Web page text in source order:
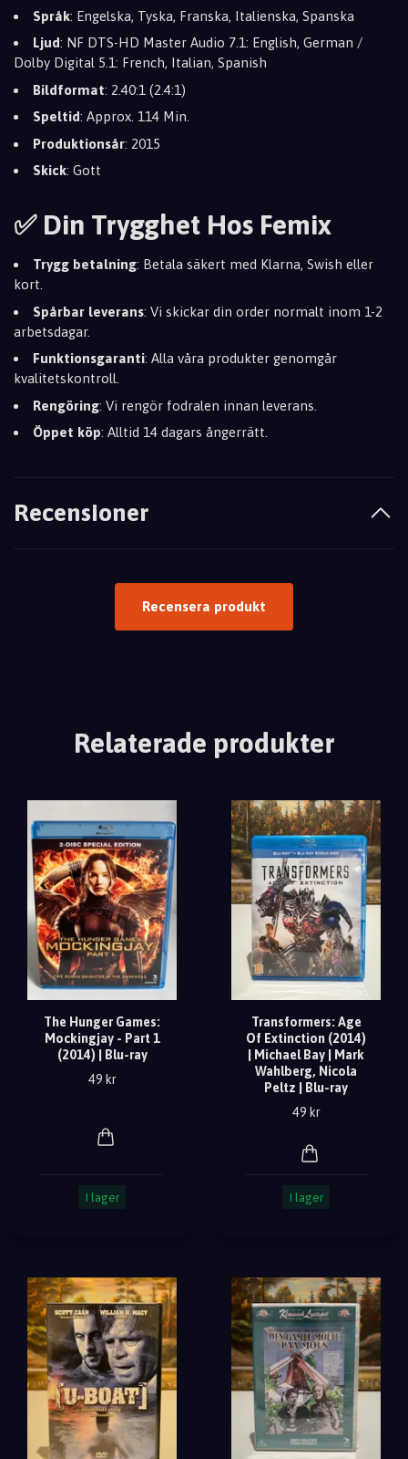
Språk: Engelska, Tyska, Franska, Italienska, Spanska
Ljud: NF DTS-HD Master Audio 7.1: English, German /
Dolby Digital 5.1: French, Italian, Spanish
Bildformat: 2.40:1 (2.4:1)
Speltid: Approx. 114 Min.
Produktionsår: 2015
Skick: Gott
✅ Din Trygghet Hos Femix
Trygg betalning: Betala säkert med Klarna, Swish eller
kort.
Spårbar leverans: Vi skickar din order normalt inom 1-2
arbetsdagar.
Funktionsgaranti: Alla våra produkter genomgår
kvalitetskontroll.
Rengöring: Vi rengör fodralen innan leverans.
Öppet köp: Alltid 14 dagars ångerrätt.
Recensioner
Recensera produkt
Relaterade produkter
The Hunger Games:
Mockingjay - Part 1
(2014) | Blu-ray
49 kr
I lager
Transformers: Age
Of Extinction (2014)
| Michael Bay | Mark
Wahlberg, Nicola
Peltz | Blu-ray
49 kr
I lager